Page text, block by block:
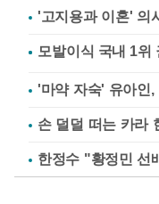
'고지용과 이혼' 의
'마약 자숙' 유아인
손 덜덜 떠는 카라
한정수 "황정민 선